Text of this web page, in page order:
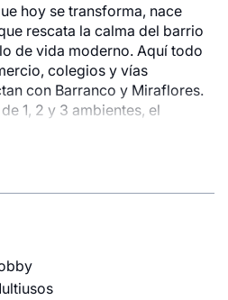
hoy se transforma, nace
rescata la calma del barrio
de vida moderno. Aquí todo
colegios y vías
con Barranco y Miraflores.
1, 2 y 3 ambientes, el
un diseño que prioriza
Desarrollado por Colabora
en Perú y Estados Unidos.